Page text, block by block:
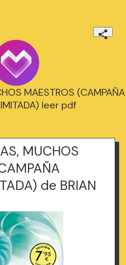
MAESTROS (CAMPAÑA
leer pdf
MUCHOS
de BRIAN